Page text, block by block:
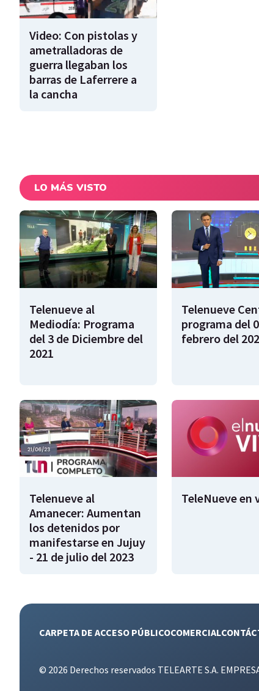
Video: Con pistolas y
ametralladoras de
guerra llegaban los
barras de Laferrere a
la cancha
LO MÁS VISTO
Telenueve al
Mediodía: Programa
del 3 de Diciembre del
2021
Telenueve
programa del
febrero del
Telenueve al
Amanecer: Aumentan
los detenidos por
manifestarse en Jujuy
- 21 de julio del 2023
TeleNueve en
CARPETA DE ACCESO PÚBLICOCOMERCIAL
© 2026 Derechos reservados TELEARTE S.A.